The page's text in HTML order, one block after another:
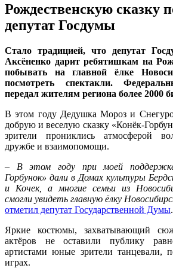
Рождественскую сказку
депутат Госдумы
Стало традицией, что депутат
Аксёненко дарит ребятишкам на
побывать на главной ёлке
посмотреть спектакли.
передал жителям региона более 2000
В этом году Дедушка Мороз и
добрую и веселую сказку «Конёк-
зрители прониклись атмосферой
дружбе и взаимопомощи.
– В этом году при моей
Горбунок» дали в Домах культуры
и Кочек, а многие семьи из
смогли увидеть главную ёлку
отметил депутат Государственной Думы.
Яркие костюмы, захватывающий
актёров не оставили публику
артистами юные зрители танцевали,
играх.